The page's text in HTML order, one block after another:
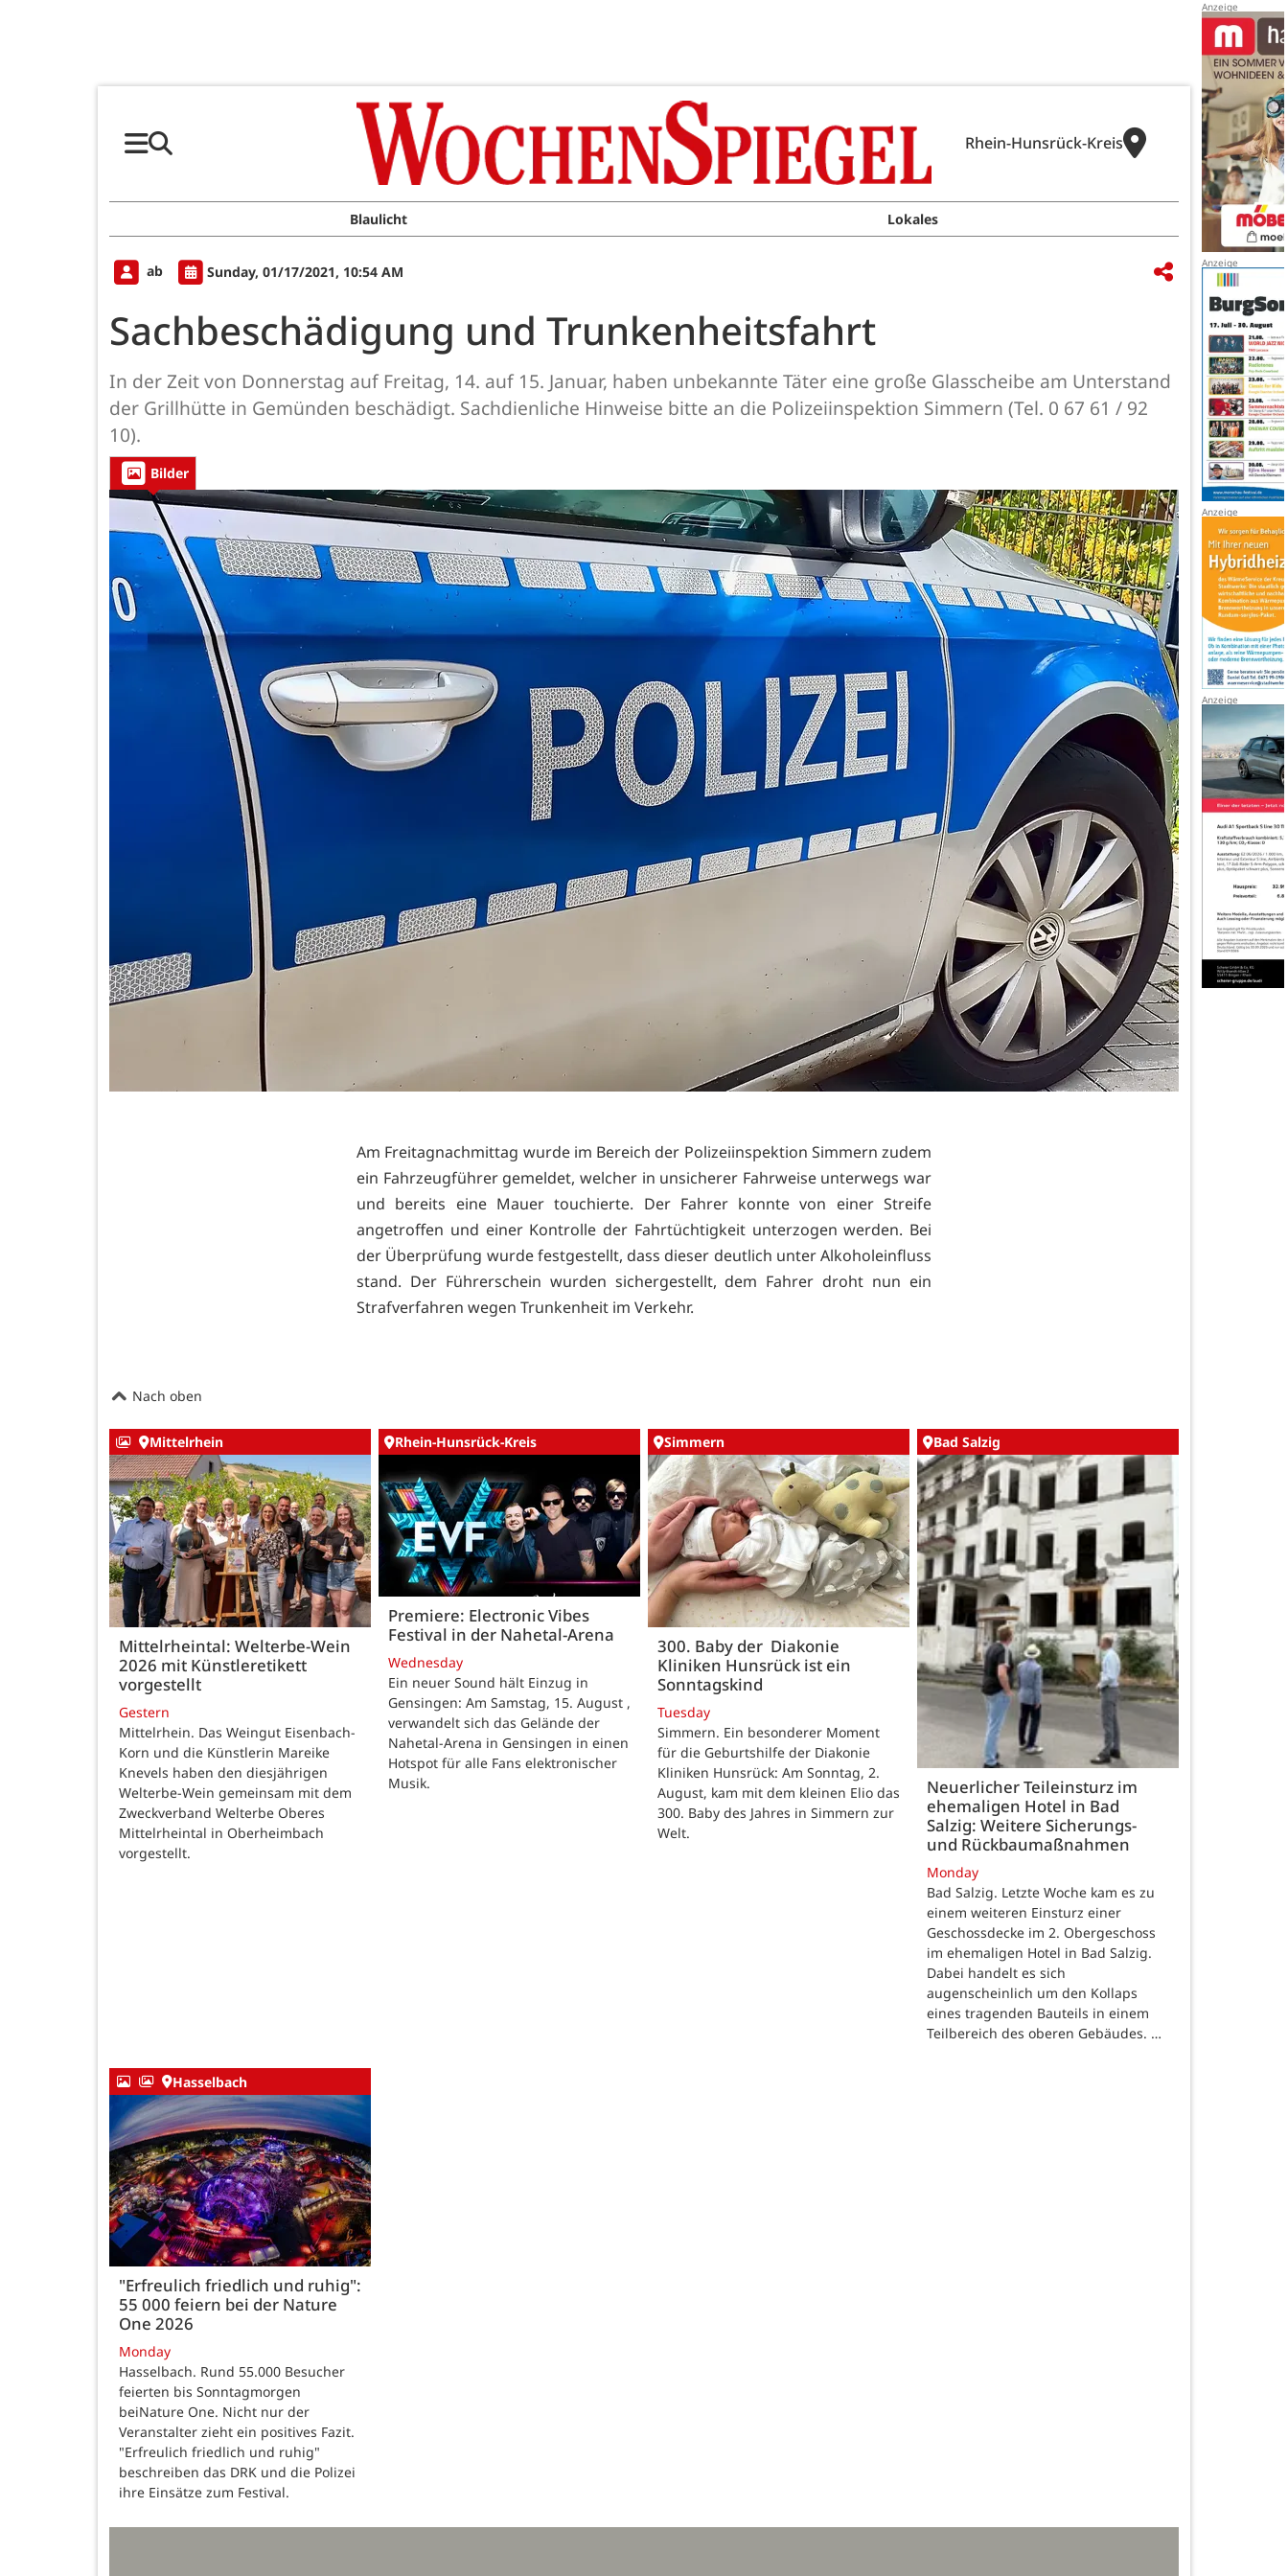
Rhein-Hunsrück-Kreis
Blaulicht Lokales
ab Sunday, 01/17/2021, 10:54 AM
Sachbeschädigung und Trunkenheitsfahrt
In der Zeit von Donnerstag auf Freitag, 14. auf 15. Januar, haben unbekannte Täter eine große Glasscheibe am Unterstand
der Grillhütte in Gemünden beschädigt. Sachdienliche Hinweise bitte an die Polizeiinspektion Simmern (Tel. 0 67 61 / 92
10).
Bilder
Am Freitagnachmittag wurde im Bereich der Polizeiinspektion Simmern zudem
ein Fahrzeugführer gemeldet, welcher in unsicherer Fahrweise unterwegs war
und bereits eine Mauer touchierte. Der Fahrer konnte von einer Streife
angetroffen und einer Kontrolle der Fahrtüchtigkeit unterzogen werden. Bei
der Überprüfung wurde festgestellt, dass dieser deutlich unter Alkoholeinfluss
stand. Der Führerschein wurden sichergestellt, dem Fahrer droht nun ein
Strafverfahren wegen Trunkenheit im Verkehr.
Nach oben
Mittelrhein
Mittelrheintal: Welterbe-Wein
2026 mit Künstleretikett
vorgestellt
Gestern
Mittelrhein. Das Weingut Eisenbach-
Korn und die Künstlerin Mareike
Knevels haben den diesjährigen
Welterbe-Wein gemeinsam mit dem
Zweckverband Welterbe Oberes
Mittelrheintal in Oberheimbach
vorgestellt.
Rhein-Hunsrück-Kreis
Premiere: Electronic Vibes
Festival in der Nahetal-Arena
Wednesday
Ein neuer Sound hält Einzug in
Gensingen: Am Samstag, 15. August ,
verwandelt sich das Gelände der
Nahetal-Arena in Gensingen in einen
Hotspot für alle Fans elektronischer
Musik.
Simmern
300. Baby der Diakonie
Kliniken Hunsrück ist ein
Sonntagskind
Tuesday
Simmern. Ein besonderer Moment
für die Geburtshilfe der Diakonie
Kliniken Hunsrück: Am Sonntag, 2.
August, kam mit dem kleinen Elio das
300. Baby des Jahres in Simmern zur
Welt.
Bad Salzig
Neuerlicher Teileinsturz im
ehemaligen Hotel in Bad
Salzig: Weitere Sicherungs-
und Rückbaumaßnahmen
Monday
Bad Salzig. Letzte Woche kam es zu
einem weiteren Einsturz einer
Geschossdecke im 2. Obergeschoss
im ehemaligen Hotel in Bad Salzig.
Dabei handelt es sich
augenscheinlich um den Kollaps
eines tragenden Bauteils in einem
Teilbereich des oberen Gebäudes. …
Hasselbach
"Erfreulich friedlich und ruhig":
55 000 feiern bei der Nature
One 2026
Monday
Hasselbach. Rund 55.000 Besucher
feierten bis Sonntagmorgen
beiNature One. Nicht nur der
Veranstalter zieht ein positives Fazit.
"Erfreulich friedlich und ruhig"
beschreiben das DRK und die Polizei
ihre Einsätze zum Festival.